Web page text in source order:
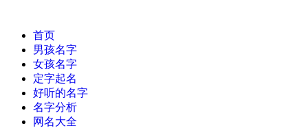
首页
男孩名字
女孩名字
定字起名
好听的名字
名字分析
网名大全